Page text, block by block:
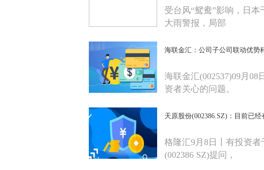
受台风“鸳鸯”影响，日
大雨警报，局部
海联金汇：公司子公司联动优势
海联金汇(002537)09月
资者关心的问题。
天原股份(002386.SZ)：目前已
格隆汇9月8日丨有投资
(002386 SZ)提问，